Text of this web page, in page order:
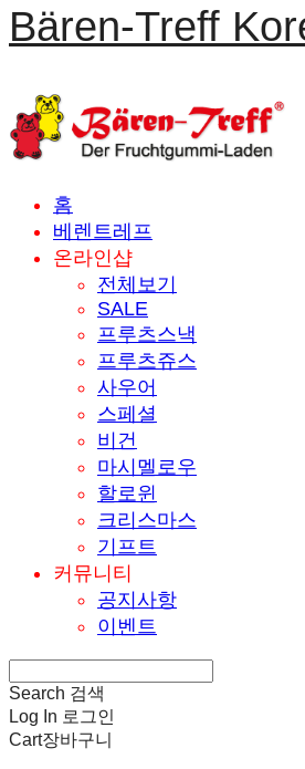
Bären-Treff
홈
베렌트레프
온라인샵
전체보기
SALE
프루츠스낵
프루츠쥬스
사우어
스페셜
비건
마시멜로우
할로윈
크리스마스
기프트
커뮤니티
공지사항
이벤트
Search 검색
Log In 로그인
Cart장바구니